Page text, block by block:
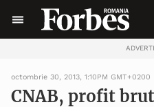
octombrie 30, 2013, 1:10PM GMT+0200
CNAB, profit brut